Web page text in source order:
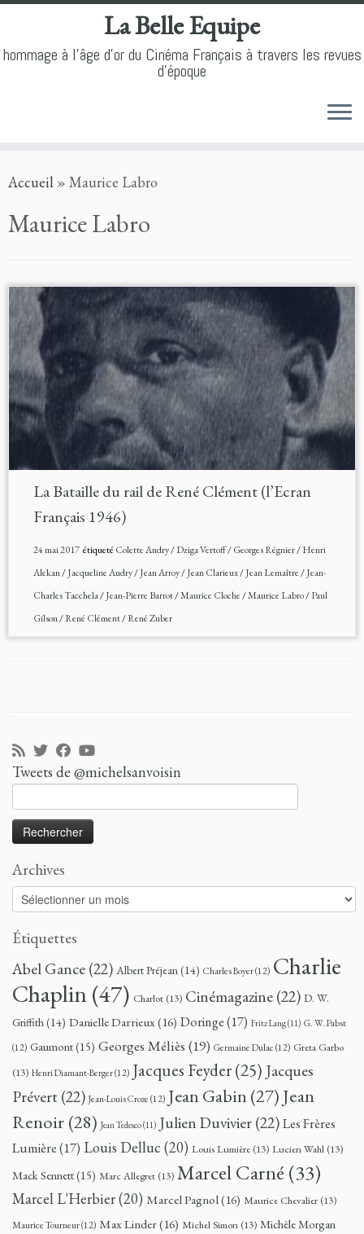
to
La Belle Equipe
hommage à l'âge d'or du Cinéma Français à travers les revues
d'époque
Accueil » Maurice Labro
Maurice Labro
La Bataille du rail de René Clément (l’Ecran
Français 1946)
24 mai 2017étiqueté Colette Andry/Dziga Vertoff/Georges Régnier/Henri
Alekan/Jacqueline Audry/Jean Arroy/Jean Clarieux/Jean Lemaître/Jean-
Charles Tacchela/Jean-Pierre Barrot/Maurice Cloche/Maurice Labro/Paul
Gilson/René Clément/René Zuber
Tweets de @michelsanvoisin
Archives
Archives
Étiquettes
Abel Gance(22) Albert Préjean(14) Charles Boyer(12) Charlie
Chaplin(47) Charlot (13) Cinémagazine(22) D. W.
Griffith(14) Danielle Darrieux(16) Doringe(17) Fritz Lang(11) G. W. Pabst
(12) Gaumont(15) Georges Méliès (19) Germaine Dulac (12) Greta Garbo
(13) Henri Diamant-Berger(12) Jacques Feyder(25) Jacques
Prévert(22) Jean-Louis Croze (12) Jean Gabin (27) Jean
Renoir (28) Jean Tedesco(11) Julien Duvivier(22)Les Frères
Lumière(17) Louis Delluc (20) Louis Lumière (13) Lucien Wahl (13)
Mack Sennett(15) Marc Allegret (13) Marcel Carné (33)
Marcel L'Herbier(20) Marcel Pagnol(16) Maurice Chevalier (13)
Maurice Tourneur(12) Max Linder(16) Michel Simon (13) Michèle Morgan